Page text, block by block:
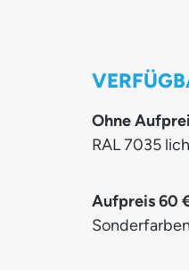
Ohne
RAL 7035
Aufpreis 60